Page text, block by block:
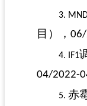
3.
目），
4. IF1
04/2022-
5.赤